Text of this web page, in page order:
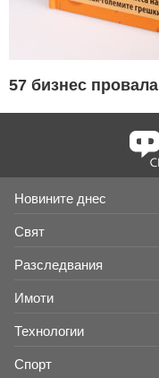
57 бизнес провала
Новините днес
Свят
Разследвания
Имоти
Технологии
Спорт